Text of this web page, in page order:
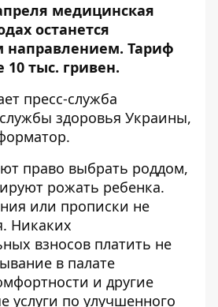
медицинская
останется
направлением. Тариф
10 тыс. гривен.
пресс-служба
здоровья Украины,
.
право выбрать роддом,
рожать ребенка.
или прописки не
Никаких
взносов платить не
в палате
и другие
услуги по улучшенного